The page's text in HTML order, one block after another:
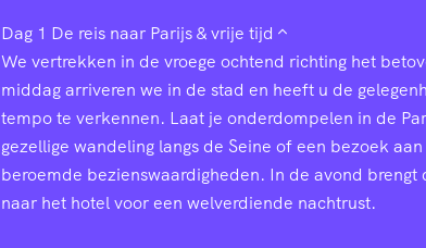
Dag 1 De reis naar Parijs & vrije tijd
We vertrekken in de vroege ochtend richting het
middag arriveren we in de stad en heeft u de
tempo te verkennen. Laat je onderdompelen in de
gezellige wandeling langs de Seine of een bezoek
beroemde bezienswaardigheden. In de avond brengt
naar het hotel voor een welverdiende nachtrust.